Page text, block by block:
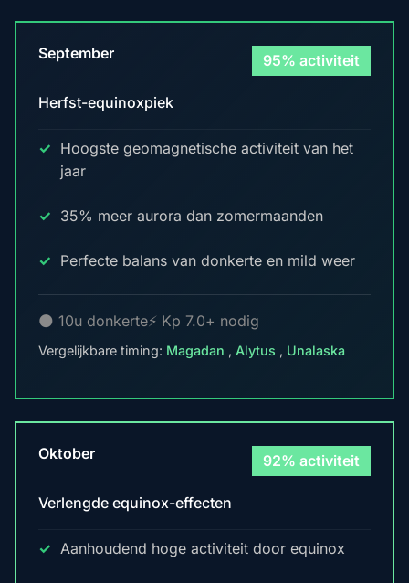
September 95% activiteit
Herfst-equinoxpiek
Hoogste geomagnetische activiteit van het
jaar
35% meer aurora dan zomermaanden
Perfecte balans van donkerte en mild weer
🌑 10u donkerte⚡ Kp 7.0+ nodig
Vergelijkbare timing: Magadan , Alytus , Unalaska
Oktober 92% activiteit
Verlengde equinox-effecten
Aanhoudend hoge activiteit door equinox